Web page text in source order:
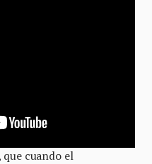
cuando el